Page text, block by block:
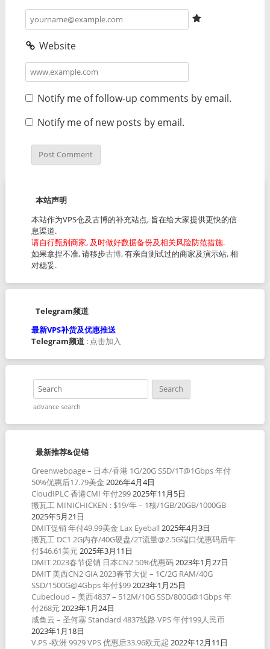
Website
Notify me of follow-up comments by email.
Notify me of new posts by email.
本站声明
本站作为VPS仓及古博的补充站点, 旨在给大家提供更快的信
息渠道.
请自行甄别商家, 及时做好数据备份及相关风险防范措施.
如果拿捏不准, 请移步古博, 有亲自测试过的商家及演示站, 相
对稳妥.
Telegram频道
最新VPS补货及优惠推送
Telegram频道: 点击加入
advance search
最新推荐&促销
Greenwebpage – 日本/香港 1G/20G SSD/1T@1Gbps 年付
50%优惠后17.79美金 2026年4月4日
CloudIPLC 香港CMI 年付2992025年11月5日
搬瓦工 MINICHICKEN : $19/年 – 1核/1GB/20GB/1000GB
2025年5月21日
DMIT促销 年付49.99美金 Lax Eyeball 2025年4月3日
搬瓦工 DC1 2G内存/40G硬盘/2T流量@2.5G端口优惠码后年
付$46.61美元2025年3月11日
DMIT 2023春节促销 日本CN2 50%优惠码2023年1月27日
DMIT 美西CN2 GIA 2023春节大促 – 1C/2G RAM/40G
SSD/1500G@4Gbps 年付$992023年1月25日
Cubecloud – 美西4837 – 512M/10G SSD/800G@1Gbps 年
付268元2023年1月24日
咸鱼云 – 圣何塞 Standard 4837线路 VPS 年付199人民币
2023年1月18日
V.PS -欧洲 9929 VPS 优惠后33.96欧元起 2022年12月11日